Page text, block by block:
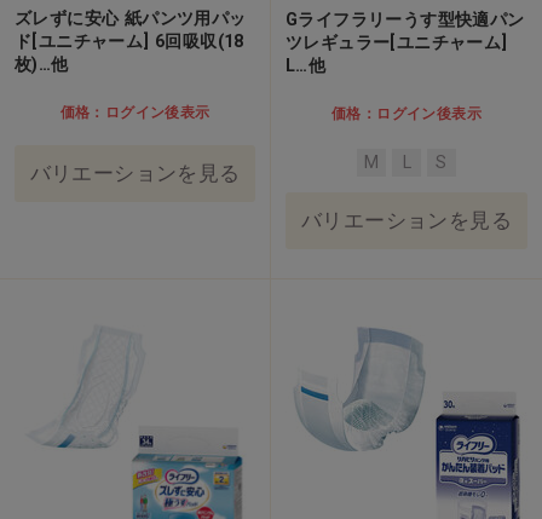
ズレずに安心 紙パンツ用パッ
ド[ユニチャーム] 6回吸収(18
枚)…他
価格：ログイン後表示
バリエーションを見る
Gライフラリーうす型快適パン
ツレギュラー[ユニチャーム]
L…他
価格：ログイン後表示
M L S
バリエーションを見る